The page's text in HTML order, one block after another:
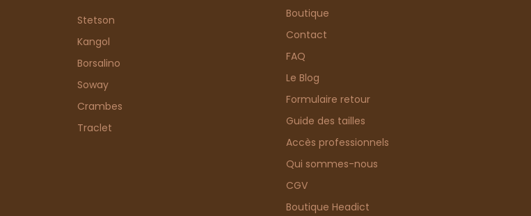
Stetson
Kangol
Borsalino
Soway
Crambes
Traclet
Boutique
Contact
FAQ
Le Blog
Formulaire retour
Guide des tailles
Accès professionnels
Qui sommes-nous
CGV
Boutique Headict